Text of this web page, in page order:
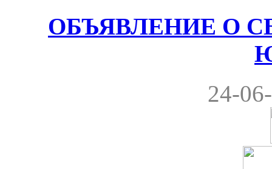
ОБЪЯВЛЕНИЕ О
24-